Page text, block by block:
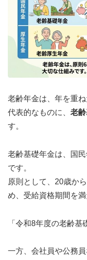
老齢年金は、年を重
代表的なものに、 老
す。
老齢基礎年金は、国
です。
原則として、20歳か
め、受給資格期間を
「令和8年度の老齢基
一方、会社員や公務